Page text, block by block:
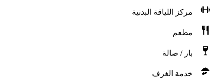
مركز اللياقة البدنية
مطعم
بار / صالة
خدمة الغرف